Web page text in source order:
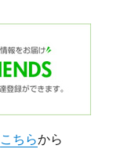
こちらから